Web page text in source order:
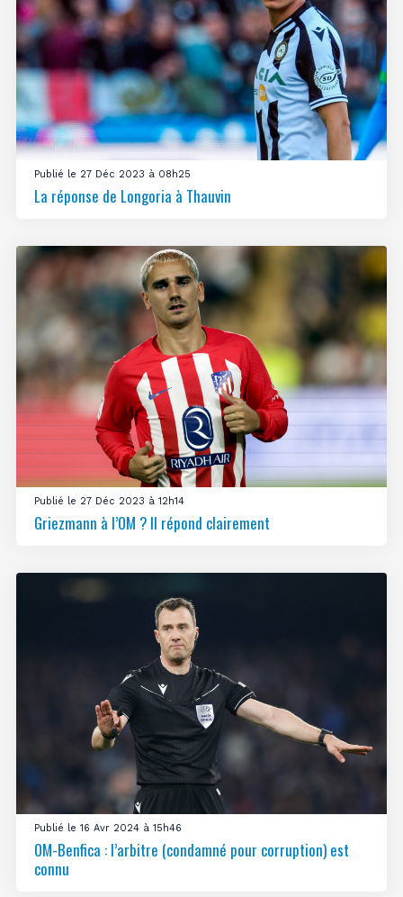
Publié le 27 Déc 2023 à 08h25
La réponse de Longoria à Thauvin
Publié le 27 Déc 2023 à 12h14
Griezmann à l’OM ? Il répond clairement
Publié le 16 Avr 2024 à 15h46
OM-Benfica : l’arbitre (condamné pour corruption) est
connu